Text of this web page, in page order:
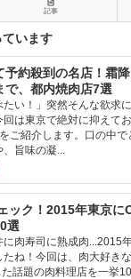
記事
います
予約殺到の名店！霜
で、都内焼肉店7選
たい！」突然そんな欲求
回は東京で絶対に抑えて
ご紹介します。口の中
旨味の凝...
ック！2015年東京に
選
に肉寿司に熟成肉...2015
ね！今回は、肉大好き
話題の肉料理店を一挙